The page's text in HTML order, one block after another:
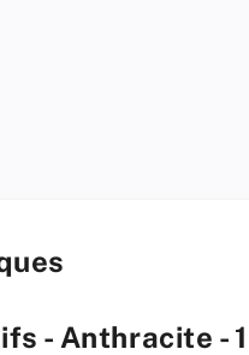
- Anthracite -